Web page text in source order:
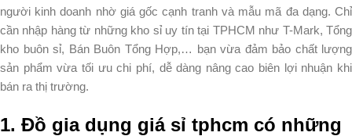
người kinh doanh nhờ giá gốc cạnh tranh và mẫu mã đa dạng. Chỉ
cần nhập hàng từ những kho sỉ uy tín tại TPHCM như T-Mark, Tổng
kho buôn sỉ, Bán Buôn Tổng Hợp,… bạn vừa đảm bảo chất lượng
sản phẩm vừa tối ưu chi phí, dễ dàng nâng cao biên lợi nhuận khi
bán ra thị trường.
1. Đồ gia dụng giá sỉ tphcm có những